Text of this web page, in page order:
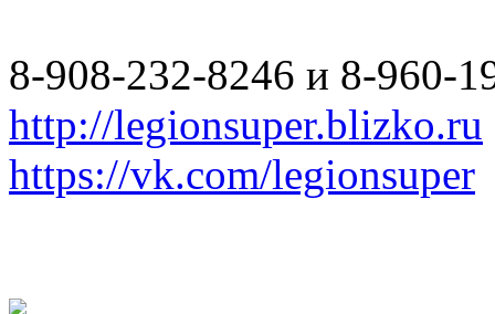
8-908-232-8246 и 8-960-
http://legionsuper.blizko.ru
https://vk.com/legionsuper